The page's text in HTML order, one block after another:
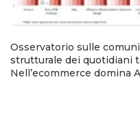
Osservatorio sulle
strutturale dei quotidiani
Nell’ecommerce domina